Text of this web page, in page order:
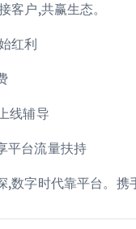
客户,共赢生态。
红利
线辅导
平台流量扶持
,数字时代靠平台。携